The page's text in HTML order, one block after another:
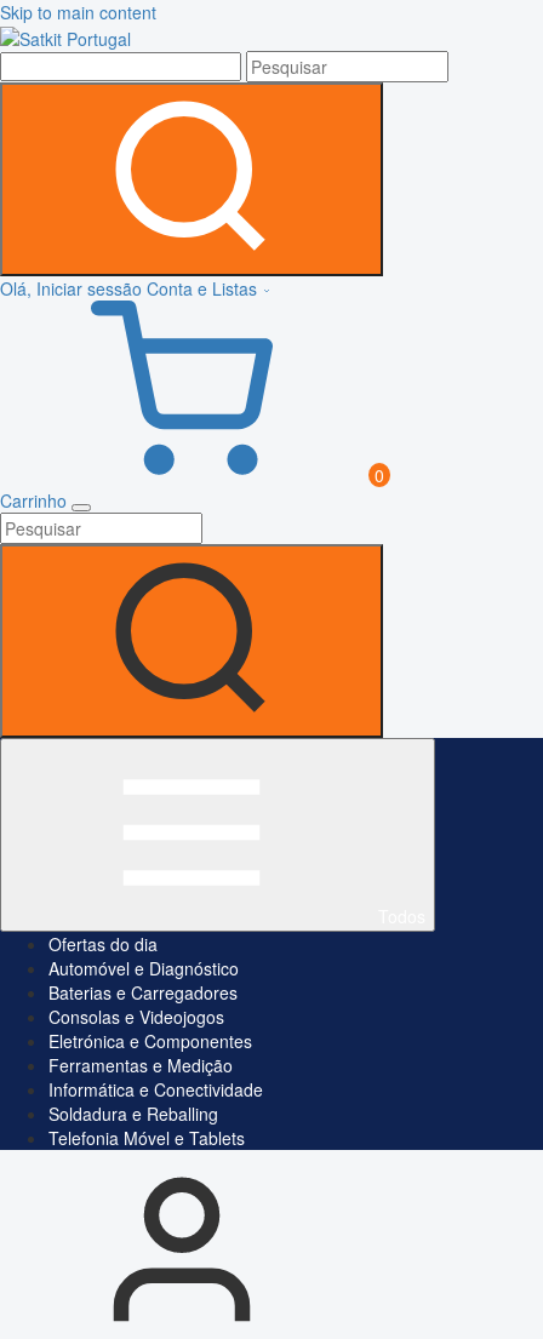
Skip to main content
Olá, Iniciar sessão Conta e Listas
0
Carrinho
Ofertas do dia
Automóvel e Diagnóstico
Baterias e Carregadores
Consolas e Videojogos
Eletrónica e Componentes
Ferramentas e Medição
Informática e Conectividade
Soldadura e Reballing
Telefonia Móvel e Tablets